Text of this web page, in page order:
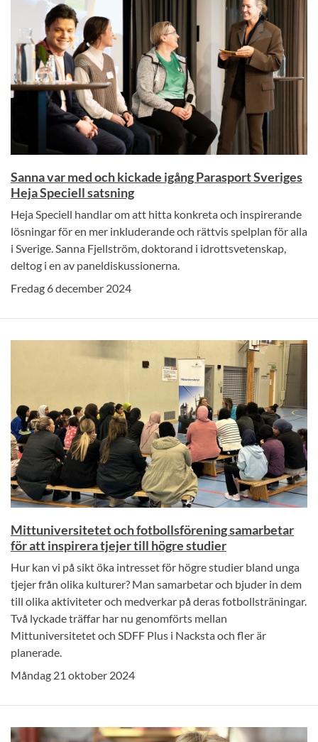
Sanna var med och kickade igång Parasport Sveriges
Heja Speciell satsning
Heja Speciell handlar om att hitta konkreta och inspirerande
lösningar för en mer inkluderande och rättvis spelplan för alla
i Sverige. Sanna Fjellström, doktorand i idrottsvetenskap,
deltog i en av paneldiskussionerna.
Fredag 6 december 2024
Mittuniversitetet och fotbollsförening samarbetar
för att inspirera tjejer till högre studier
Hur kan vi på sikt öka intresset för högre studier bland unga
tjejer från olika kulturer? Man samarbetar och bjuder in dem
till olika aktiviteter och medverkar på deras fotbollsträningar.
Två lyckade träffar har nu genomförts mellan
Mittuniversitetet och SDFF Plus i Nacksta och fler är
planerade.
Måndag 21 oktober 2024